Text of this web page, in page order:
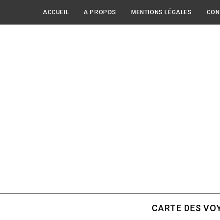
ACCUEIL A PROPOS MENTIONS LÉGALES
CARTE DES